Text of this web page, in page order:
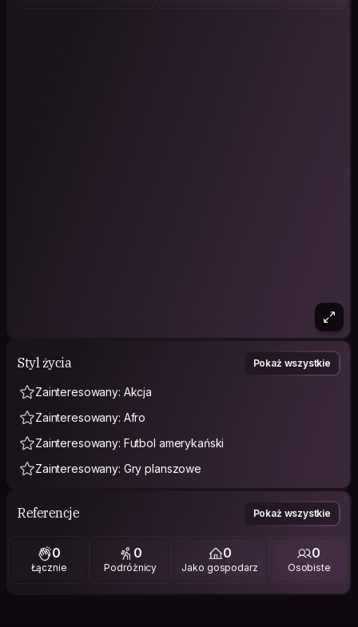
Styl życia Pokaż wszystkie
Zainteresowany: Akcja
Zainteresowany: Afro
Zainteresowany: Futbol amerykański
Zainteresowany: Gry planszowe
Referencje Pokaż wszystkie
0
Łącznie
0
Podróżnicy
0
Jako gospodarz
0
Osobiste